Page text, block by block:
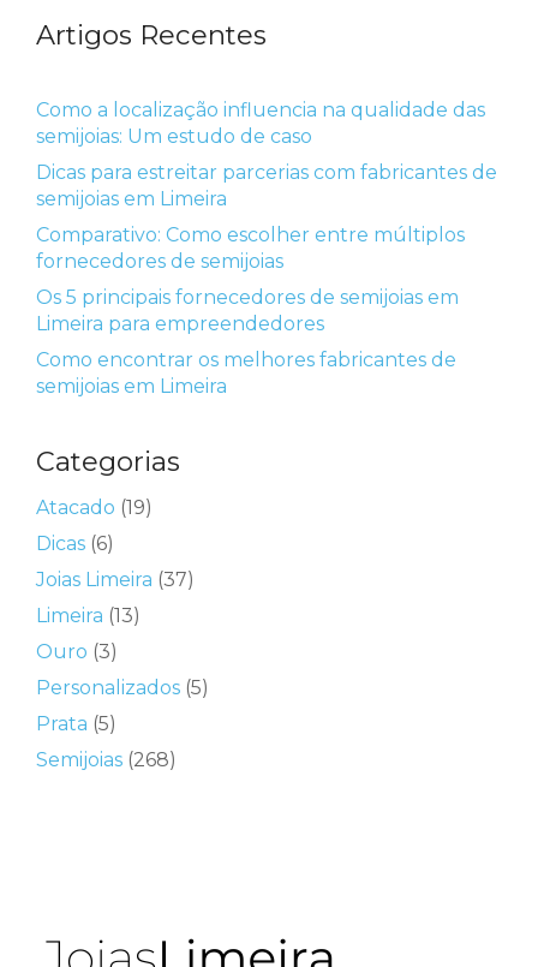
Artigos Recentes
Como a localização influencia na qualidade das
semijoias: Um estudo de caso
Dicas para estreitar parcerias com fabricantes de
semijoias em Limeira
Comparativo: Como escolher entre múltiplos
fornecedores de semijoias
Os 5 principais fornecedores de semijoias em
Limeira para empreendedores
Como encontrar os melhores fabricantes de
semijoias em Limeira
Categorias
Atacado (19)
Dicas (6)
Joias Limeira (37)
Limeira (13)
Ouro (3)
Personalizados (5)
Prata (5)
Semijoias (268)